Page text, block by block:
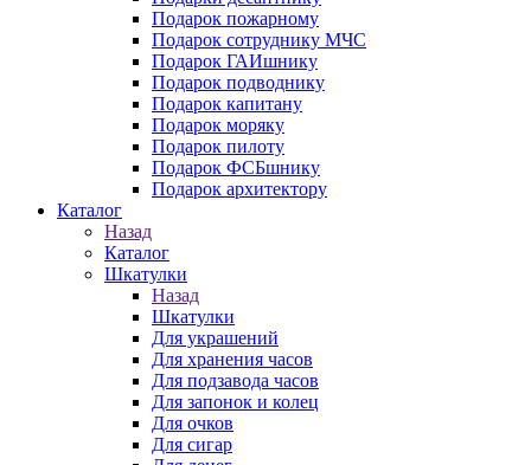
Подарок пожарному
Подарок сотруднику МЧС
Подарок ГАИшнику
Подарок подводнику
Подарок капитану
Подарок моряку
Подарок пилоту
Подарок ФСБшнику
Подарок архитектору
Каталог
Назад
Каталог
Шкатулки
Назад
Шкатулки
Для украшений
Для хранения часов
Для подзавода часов
Для запонок и колец
Для очков
Для сигар